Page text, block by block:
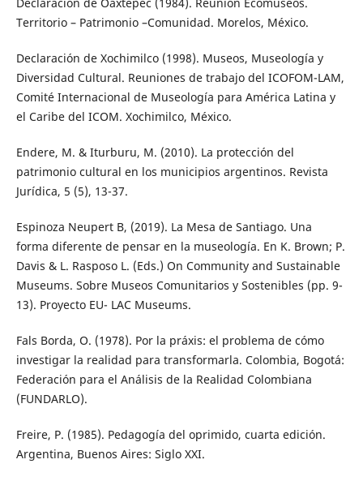
Territorio – Patrimonio –Comunidad. Morelos, México.
Declaración de Xochimilco (1998). Museos, Museología y
Diversidad Cultural. Reuniones de trabajo del ICOFOM-LAM,
Comité Internacional de Museología para América Latina y
el Caribe del ICOM. Xochimilco, México.
Endere, M. & Iturburu, M. (2010). La protección del
patrimonio cultural en los municipios argentinos. Revista
Jurídica, 5 (5), 13-37.
Espinoza Neupert B, (2019). La Mesa de Santiago. Una
forma diferente de pensar en la museología. En K. Brown; P.
Davis & L. Rasposo L. (Eds.) On Community and Sustainable
Museums. Sobre Museos Comunitarios y Sostenibles (pp. 9-
13). Proyecto EU- LAC Museums.
Fals Borda, O. (1978). Por la práxis: el problema de cómo
investigar la realidad para transformarla. Colombia, Bogotá:
Federación para el Análisis de la Realidad Colombiana
(FUNDARLO).
Freire, P. (1985). Pedagogía del oprimido, cuarta edición.
Argentina, Buenos Aires: Siglo XXI.